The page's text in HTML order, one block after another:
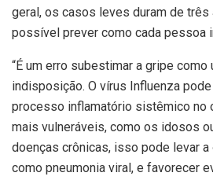
geral, os casos leves duram de três
possível prever como cada pessoa
“É um erro subestimar a gripe como
indisposição. O vírus Influenza
processo inflamatório sistêmico no
mais vulneráveis, como os idosos
doenças crônicas, isso pode levar
como pneumonia viral, e favorecer